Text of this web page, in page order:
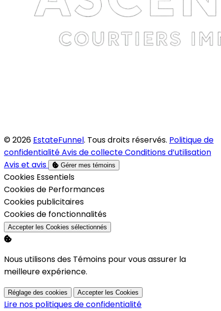
© 2026 EstateFunnel. Tous droits réservés. Politique de
confidentialitéAvis de collecteConditions d’utilisation
Avis et avis
Gérer mes témoins
Activer
Cookies Essentiels
Activer
Cookies de Performances
Activer
Cookies publicitaires
Activer
Cookies de fonctionnalités
Accepter les Cookies sélectionnés
Nous utilisons des Témoins pour vous assurer la
meilleure expérience.
Réglage des cookies Accepter les Cookies
Lire nos politiques de confidentialité